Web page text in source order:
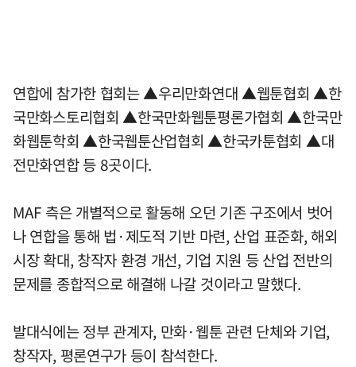
연합에 참가한 협회는 ▲우리만화연대 ▲웹툰협회 ▲한
국만화스토리협회 ▲한국만화웹툰평론가협회 ▲한국만
화웹툰학회 ▲한국웹툰산업협회 ▲한국카툰협회 ▲대
전만화연합 등 8곳이다.
MAF 측은 개별적으로 활동해 오던 기존 구조에서 벗어
나 연합을 통해 법·제도적 기반 마련, 산업 표준화, 해외
시장 확대, 창작자 환경 개선, 기업 지원 등 산업 전반의
문제를 종합적으로 해결해 나갈 것이라고 말했다.
발대식에는 정부 관계자, 만화·웹툰 관련 단체와 기업,
창작자, 평론연구가 등이 참석한다.